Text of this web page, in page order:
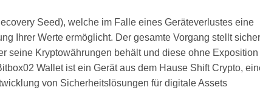
Seed), welche im Falle eines Geräteverlustes eine
Ihrer Werte ermöglicht. Der gesamte Vorgang stellt
seine Kryptowährungen behält und diese ohne Exposition
Wallet ist ein Gerät aus dem Hause Shift Crypto,
von Sicherheitslösungen für digitale Assets